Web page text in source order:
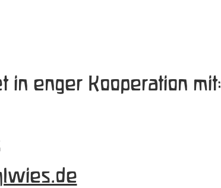
in enger Kooperation mit: